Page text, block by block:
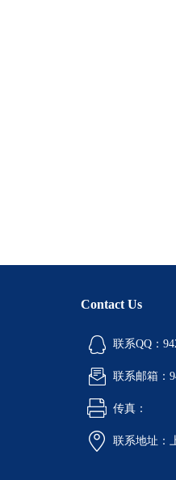
Contact Us
联系QQ：
联系邮箱：
传真：
联系地址：